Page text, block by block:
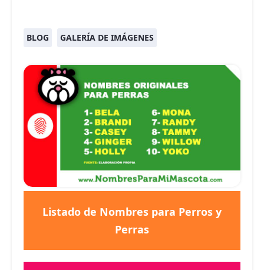
BLOG GALERÍA DE IMÁGENES
Listado de Nombres para Perros y
Perras